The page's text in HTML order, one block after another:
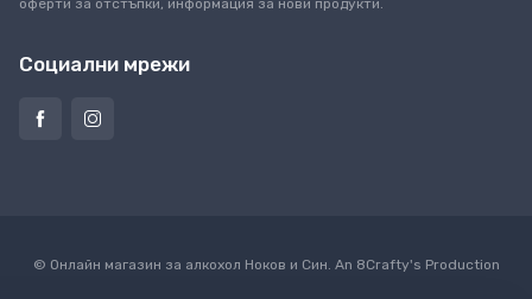
оферти за отстъпки, информация за нови продукти.
Социални мрежи
© Онлайн магазин за алкохол Ноков и Син. An 8Crafty's Production